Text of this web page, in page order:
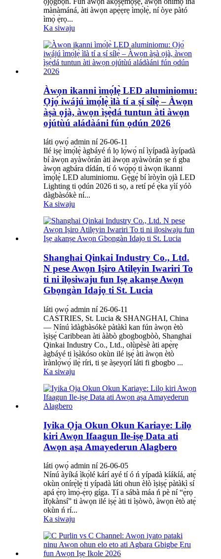
mànàmáná, àti àwọn apẹ̀ẹrẹ ìmọ́lẹ̀, ní òye pàtó
ìmọ̀ ẹ̀rọ...
Ka siwaju
Àwọn ikanni ìmọ́lẹ̀ LED aluminiomu:
Ọjọ́ iwájú ìmọ́lẹ̀ ìlà tí a ṣí sílẹ̀ – Àwọn
àṣà ọjà, àwọn ìṣẹ̀dá tuntun àti àwọn
ojútùú aládàáni fún ọdún 2026
láti ọwọ́ admin ní 26-06-11
Ilé iṣẹ́ ìmọ́lẹ̀ àgbáyé ń lọ lọ́wọ́ ní ìyípadà àyípadà
bí àwọn ayàwòrán àti àwọn ayàwòrán ṣe ń gba
àwọn agbára dídán, tí ó wọ́pọ̀ ti àwọn ikanni
ìmọ́lẹ̀ LED aluminiomu. Gẹ́gẹ́ bí ìròyìn ọjà LED
Lighting ti ọdún 2026 ti sọ, a retí pé ẹ̀ka yìí yóò
dàgbàsókè ní...
Ka siwaju
Shanghai Qinkai Industry Co., Ltd.
N pese Awọn Iṣiro Atilẹyin Iwariri To
ti ni ilọsiwaju fun Iṣẹ akanṣe Awọn
Gbọngàn Idajọ ti St. Lucia
láti ọwọ́ admin ní 26-06-11
CASTRIES, St. Lucia & SHANGHAI, China
— Nínú ìdàgbàsókè pàtàkì kan fún àwọn ètò
ìṣiṣẹ́ Caribbean àti ààbò gbogbogbòò, Shanghai
Qinkai Industry Co., Ltd., olùpèsè àti apẹ̀rẹ
àgbáyé ti ìṣàkóso okùn ilé iṣẹ́ àti àwọn ètò
ìrànlọ́wọ́ ilẹ̀ ríri, ti ṣe àṣeyọrí láti fi gbogbo ...
Ka siwaju
Iyika Ọja Okun Okun Kariaye: Lilọ
kiri Awọn Ifaagun Ile-iṣẹ Data ati
Awọn aṣa Amayederun Alagbero
láti ọwọ́ admin ní 26-06-05
Nínú àyíká ìkọ́lé kárí ayé tí ó ń yípadà kíákíá, atẹ́
okùn onírẹ̀lẹ̀ ti yípadà láti ohun èlò ìṣiṣẹ́ pàtàkì sí
apá ẹ̀rọ ìmọ̀-ẹ̀rọ gíga. Tí a sábà máa ń pè ní “ẹ̀rọ
ìfọkànsí” ti àwọn ilé iṣẹ́ àti ti ìṣòwò, àwọn ètò atẹ́
okùn ń rí...
Ka siwaju